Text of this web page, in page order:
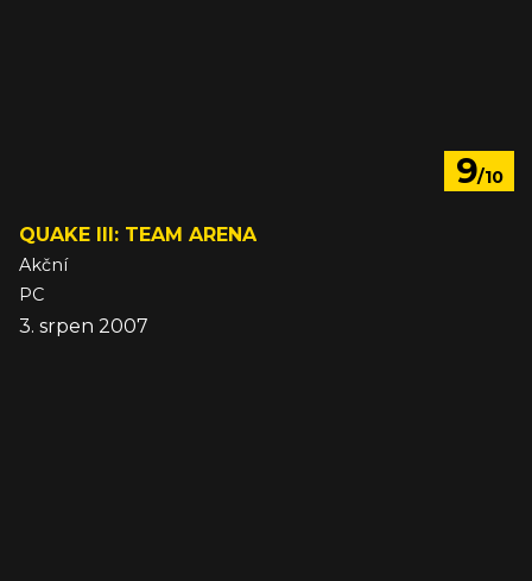
9/10
QUAKE III: TEAM ARENA
Akční
PC
3. srpen 2007